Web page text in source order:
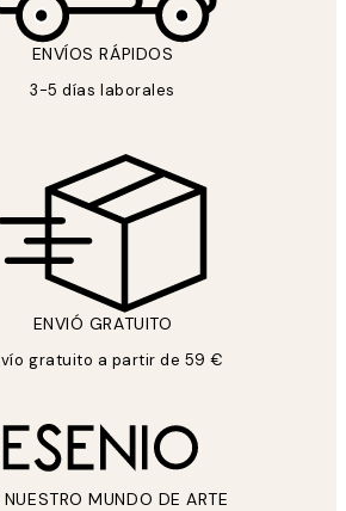
ENVÍOS RÁPIDOS
3-5 días laborales
ENVIÓ GRATUITO
gratuito a partir de 59 €
MUNDO DE ARTE